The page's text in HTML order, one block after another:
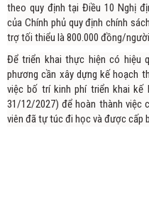
theo quy định tại Điều 10 Nghị
của Chính phủ quy định chính
trợ tối thiểu là 800.000 đồng/
Để triển khai thực hiện có hiệu
phương cần xây dựng kế hoạch
việc bố trí kinh phí triển khai
31/12/2027) để hoàn thành việc
viên đã tự túc đi học và được cấp